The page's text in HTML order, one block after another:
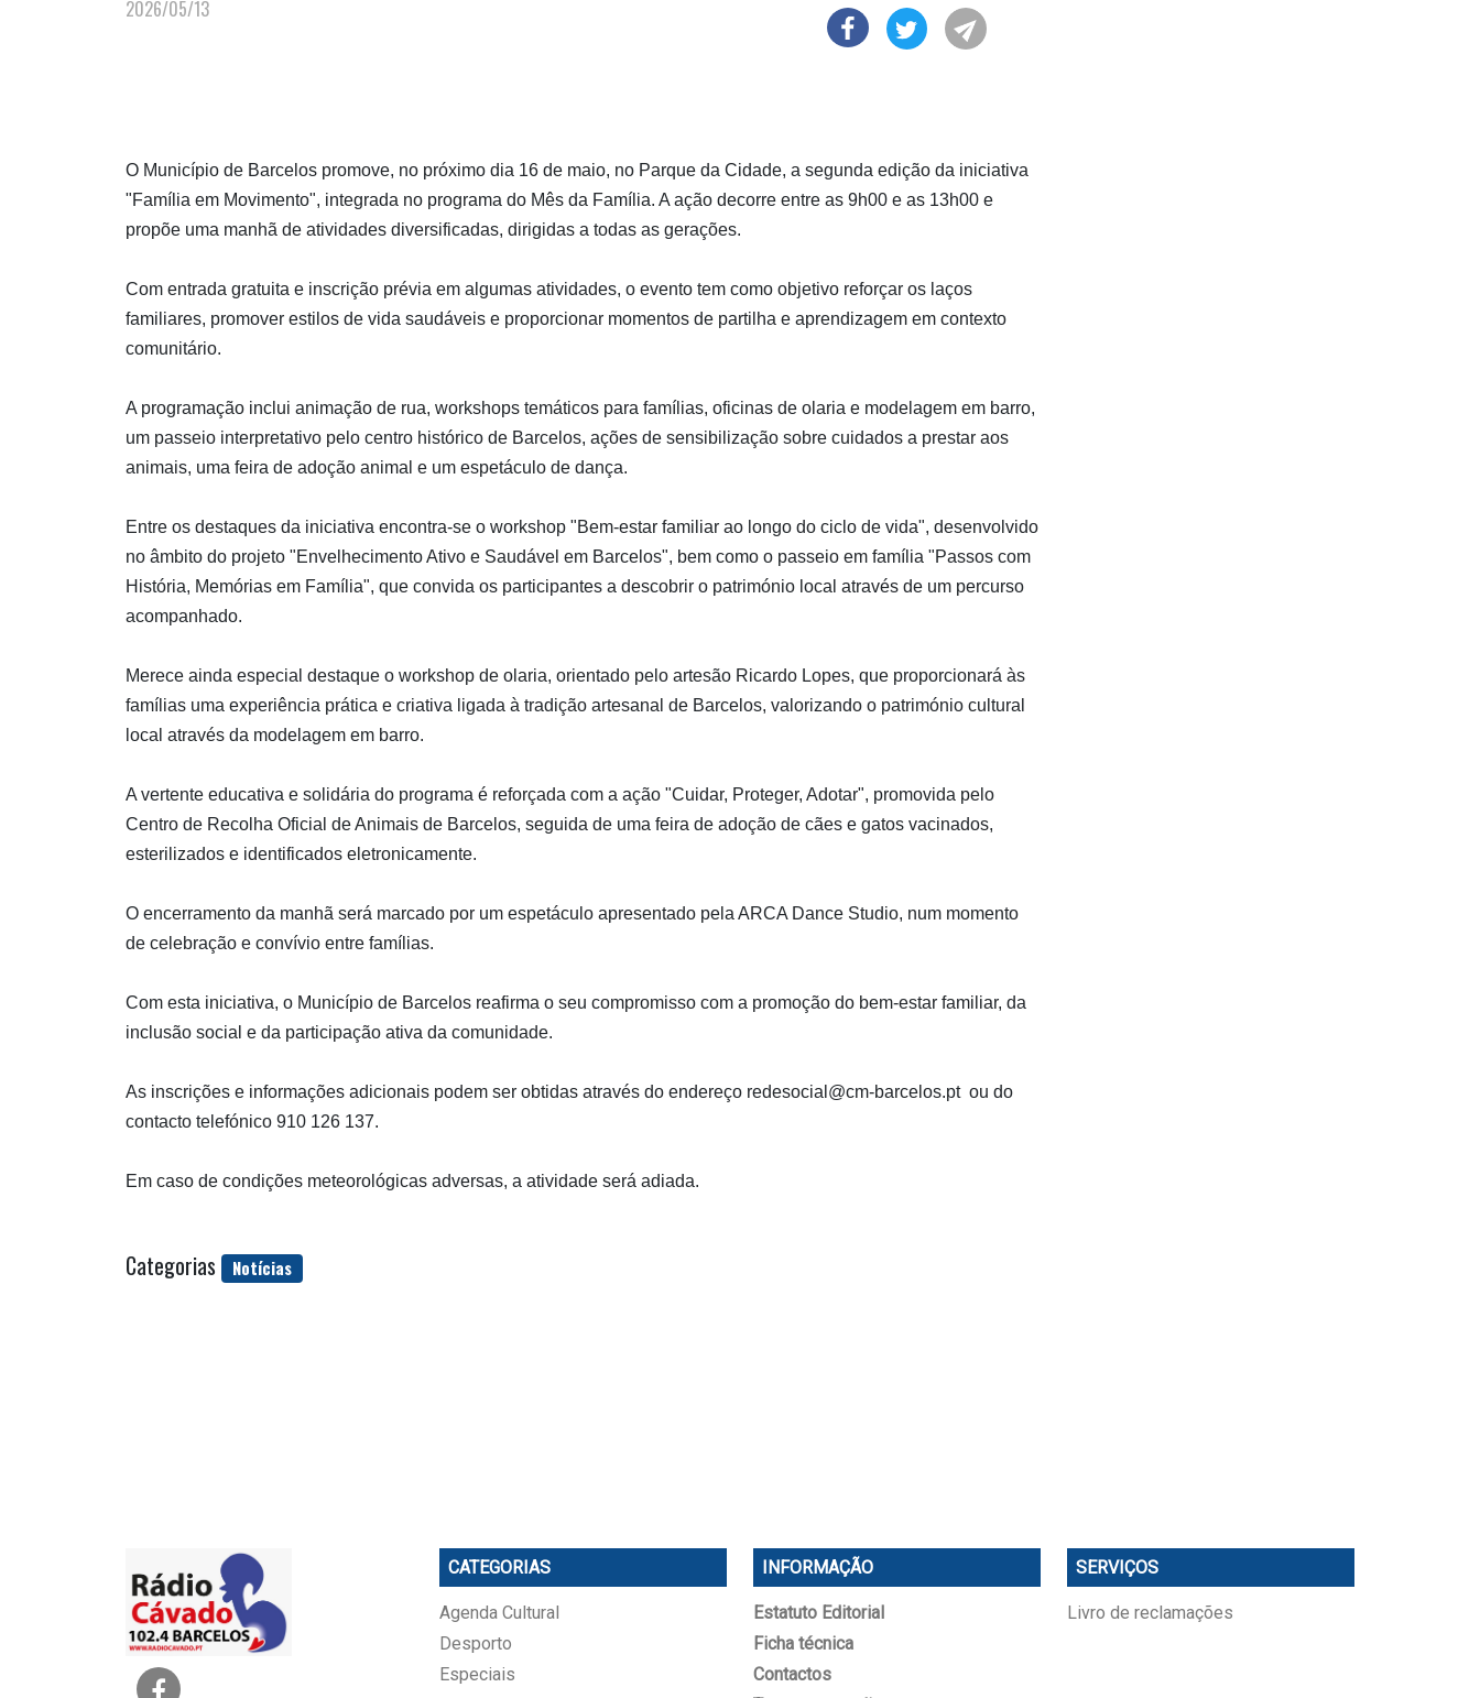
2026/05/13
O Município de Barcelos promove, no próximo dia 16 de maio, no Parque da Cidade, a segunda edição da iniciativa
"Família em Movimento", integrada no programa do Mês da Família. A ação decorre entre as 9h00 e as 13h00 e
propõe uma manhã de atividades diversificadas, dirigidas a todas as gerações.
Com entrada gratuita e inscrição prévia em algumas atividades, o evento tem como objetivo reforçar os laços
familiares, promover estilos de vida saudáveis e proporcionar momentos de partilha e aprendizagem em contexto
comunitário.
A programação inclui animação de rua, workshops temáticos para famílias, oficinas de olaria e modelagem em barro,
um passeio interpretativo pelo centro histórico de Barcelos, ações de sensibilização sobre cuidados a prestar aos
animais, uma feira de adoção animal e um espetáculo de dança.
Entre os destaques da iniciativa encontra-se o workshop "Bem-estar familiar ao longo do ciclo de vida", desenvolvido
no âmbito do projeto "Envelhecimento Ativo e Saudável em Barcelos", bem como o passeio em família "Passos com
História, Memórias em Família", que convida os participantes a descobrir o património local através de um percurso
acompanhado.
Merece ainda especial destaque o workshop de olaria, orientado pelo artesão Ricardo Lopes, que proporcionará às
famílias uma experiência prática e criativa ligada à tradição artesanal de Barcelos, valorizando o património cultural
local através da modelagem em barro.
A vertente educativa e solidária do programa é reforçada com a ação "Cuidar, Proteger, Adotar", promovida pelo
Centro de Recolha Oficial de Animais de Barcelos, seguida de uma feira de adoção de cães e gatos vacinados,
esterilizados e identificados eletronicamente.
O encerramento da manhã será marcado por um espetáculo apresentado pela ARCA Dance Studio, num momento
de celebração e convívio entre famílias.
Com esta iniciativa, o Município de Barcelos reafirma o seu compromisso com a promoção do bem-estar familiar, da
inclusão social e da participação ativa da comunidade.
As inscrições e informações adicionais podem ser obtidas através do endereço redesocial@cm-barcelos.ptou do
contacto telefónico 910 126 137.
Em caso de condições meteorológicas adversas, a atividade será adiada.
Categorias Notícias
CATEGORIAS
Agenda Cultural
Desporto
Especiais
INFORMAÇÃO
Estatuto Editorial
Ficha técnica
Contactos
SERVIÇOS
Livro de reclamações